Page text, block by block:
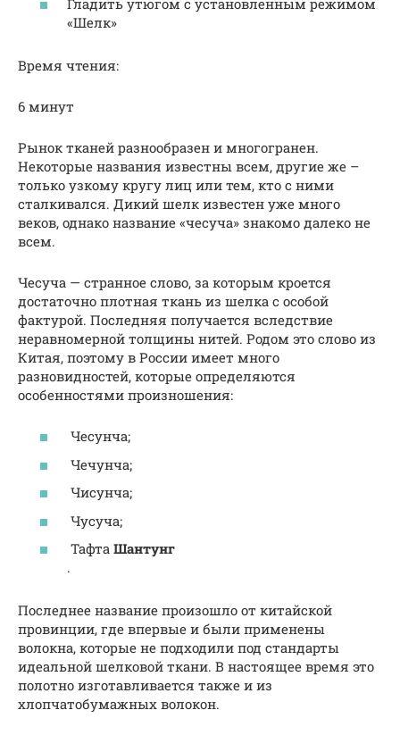
«Шелк»
Время чтения:
6 минут
Рынок тканей разнообразен и многогранен.
Некоторые названия известны всем, другие же –
только узкому кругу лиц или тем, кто с ними
сталкивался. Дикий шелк известен уже много
веков, однако название «чесуча» знакомо далеко не
всем.
Чесуча — странное слово, за которым кроется
достаточно плотная ткань из шелка с особой
фактурой. Последняя получается вследствие
неравномерной толщины нитей. Родом это слово из
Китая, поэтому в России имеет много
разновидностей, которые определяются
особенностями произношения:
Чесунча;
Чечунча;
Чисунча;
Чусуча;
Тафта Шантунг
.
Последнее название произошло от китайской
провинции, где впервые и были применены
волокна, которые не подходили под стандарты
идеальной шелковой ткани. В настоящее время это
полотно изготавливается также и из
хлопчатобумажных волокон.